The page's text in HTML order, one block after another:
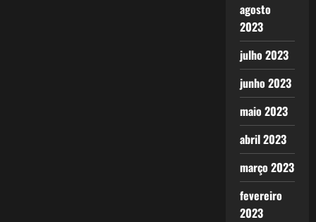
agosto
2023
julho 2023
junho 2023
maio 2023
abril 2023
março 2023
fevereiro
2023